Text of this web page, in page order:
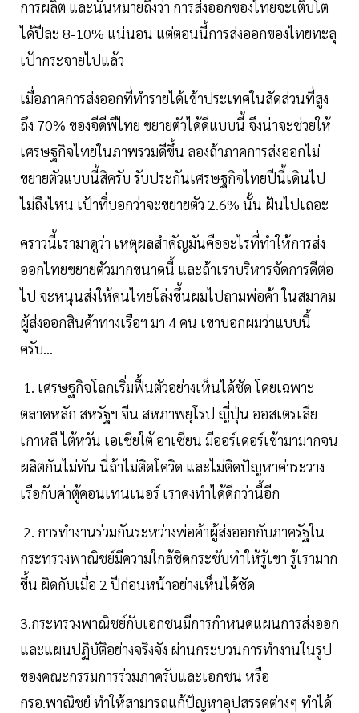
การผลิต และนั่นหมายถึงว่า การส่งออกของไทยจะเติบโต
ได้ปีละ 8-10% แน่นอน แต่ตอนนี้การส่งออกของไทยทะลุ
เป้ากระจายไปแล้ว
เมื่อภาคการส่งออกที่ทำรายได้เข้าประเทศในสัดส่วนที่สูง
ถึง 70% ของจีดีพีไทย ขยายตัวได้ดีแบบนี้ จึงน่าจะช่วยให้
เศรษฐกิจไทยในภาพรวมดีขึ้น ลองถ้าภาคการส่งออกไม่
ขยายตัวแบบนี้สิครับ รับประกันเศรษฐกิจไทยปีนี้เดินไป
ไม่ถึงไหน เป้าที่บอกว่าจะขยายตัว 2.6% นั้น ฝันไปเถอะ
คราวนี้เรามาดูว่า เหตุผลสำคัญมันคืออะไรที่ทำให้การส่ง
ออกไทยขยายตัวมากขนาดนี้ และถ้าเราบริหารจัดการดีต่อ
ไป จะหนุนส่งให้คนไทยโล่งขึ้นผมไปถามพ่อค้า ในสมาคม
ผู้ส่งออกสินค้าทางเรือฯ มา 4 คน เขาบอกผมว่าแบบนี้
ครับ...
1. เศรษฐกิจโลกเริ่มฟื้นตัวอย่างเห็นได้ชัด โดยเฉพาะ
ตลาดหลัก สหรัฐฯ จีน สหภาพยุโรป ญี่ปุ่น ออสเตรเลีย
เกาหลี ไต้หวัน เอเชียใต้ อาเซียน มีออร์เดอร์เข้ามามากจน
ผลิตกันไม่ทัน นี่ถ้าไม่ติดโควิด และไม่ติดปัญหาค่าระวาง
เรือกับค่าตู้คอนเทนเนอร์ เราคงทำได้ดีกว่านี้อีก
2. การทำงานร่วมกันระหว่างพ่อค้าผู้ส่งออกกับภาครัฐใน
กระทรวงพาณิชย์มีความใกล้ชิดกระชับทำให้รู้เขา รู้เรามาก
ขึ้น ผิดกับเมื่อ 2 ปีก่อนหน้าอย่างเห็นได้ชัด
3.กระทรวงพาณิชย์กับเอกชนมีการกำหนดแผนการส่งออก
และแผนปฏิบัติอย่างจริงจัง ผ่านกระบวนการทำงานในรูป
ของคณะกรรมการร่วมภาครับและเอกชน หรือ
กรอ.พาณิชย์ ทำให้สามารถแก้ปัญหาอุปสรรคต่างๆ ทำได้